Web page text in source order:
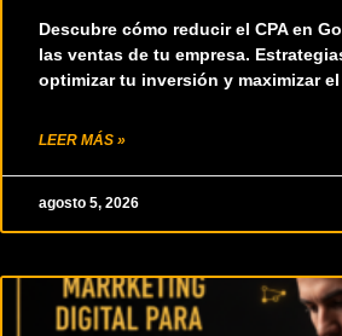
Descubre cómo reducir el CPA en
las ventas de tu empresa.
optimizar tu inversión y maximizar el
LEER MÁS »
agosto 5, 2026